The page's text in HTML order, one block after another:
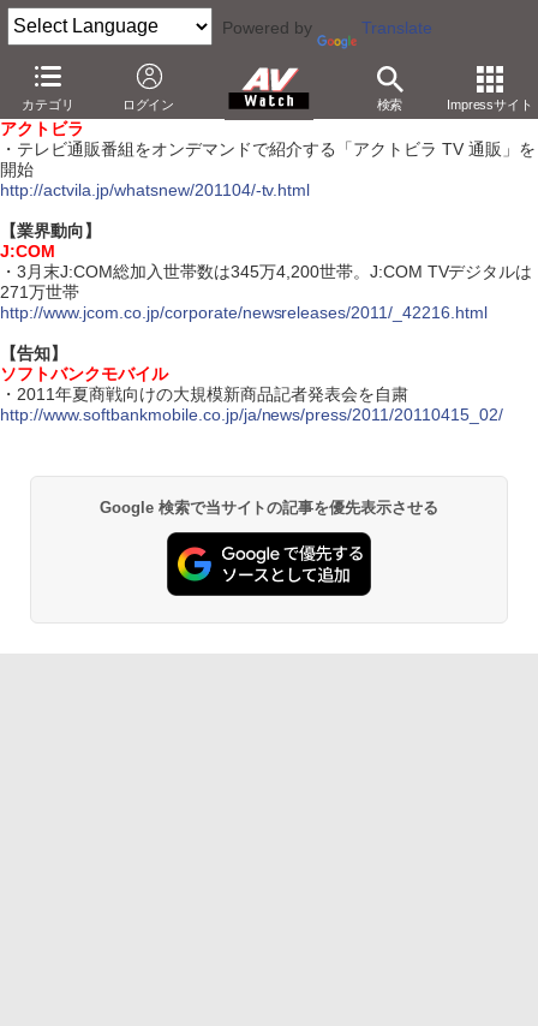
Powered by Translate
カテゴリ ログイン 検索 Impressサイト
【4月15日】
【サービス】
アクトビラ
・テレビ通販番組をオンデマンドで紹介する「アクトビラ TV 通販」を
開始
http://actvila.jp/whatsnew/201104/-tv.html
【業界動向】
J:COM
・3月末J:COM総加入世帯数は345万4,200世帯。J:COM TVデジタルは
271万世帯
http://www.jcom.co.jp/corporate/newsreleases/2011/_42216.html
【告知】
ソフトバンクモバイル
・2011年夏商戦向けの大規模新商品記者発表会を自粛
http://www.softbankmobile.co.jp/ja/news/press/2011/20110415_02/
Google 検索で当サイトの記事を優先表示させる